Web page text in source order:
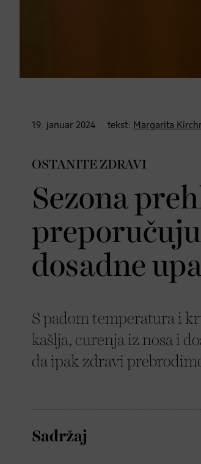
19. januar 2024 tekst: Margarita
OSTANITE ZDRAVI
Sezona
preporučuju
dosadne
S padom temperatura i
kašlja, curenja iz nosa i
da ipak zdravi
Sadržaj